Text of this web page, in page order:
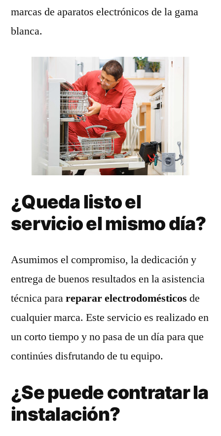
marcas de aparatos electrónicos de la gama
blanca.
¿Queda listo el
servicio el mismo día?
Asumimos el compromiso, la dedicación y
entrega de buenos resultados en la asistencia
técnica parareparar electrodomésticos de
cualquier marca. Este servicio es realizado en
un corto tiempo y no pasa de un día para que
continúes disfrutando de tu equipo.
¿Se puede contratar la
instalación?